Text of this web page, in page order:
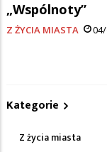
„Wspólnoty”
Z ŻYCIA MIASTA
Kategorie
Z życia miasta